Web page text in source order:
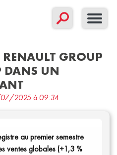
RENAULT GROUP
DANS UN
2025 à 09:34
au premier semestre
ventes globales (+1,3 %